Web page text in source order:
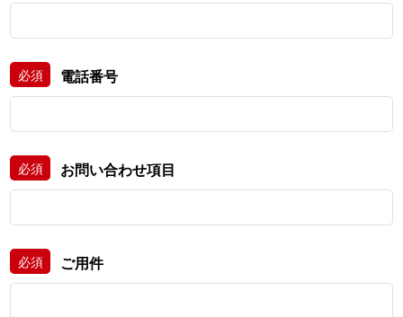
必須 電話番号
必須 お問い合わせ項目
必須 ご用件